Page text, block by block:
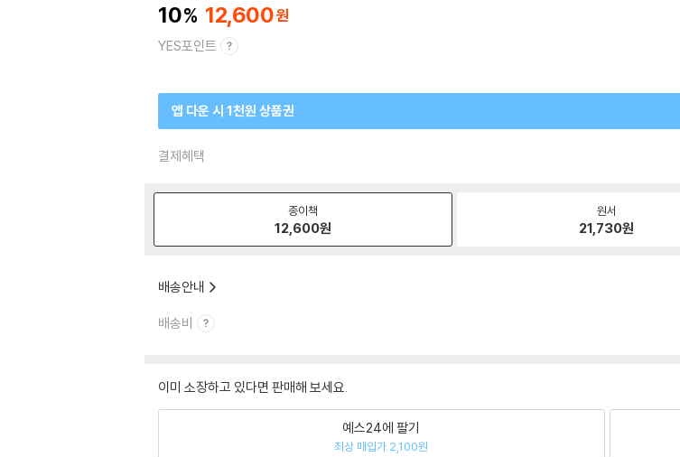
10 12,600
YES포인트
앱 다운 시 1천원 상품권
결제혜택
종이책
12,600원
원서
21,730원
배송안내
배송비
이미 소장하고 있다면 판매해 보세요.
예스24에 팔기
최상 매입가 2,100원